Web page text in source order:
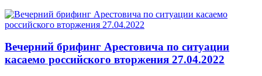
Вечерний брифинг Арестовича по ситуации
касаемо российского вторжения 27.04.2022